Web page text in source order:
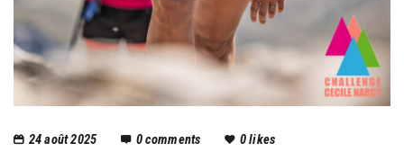
24 août 2025 0comments 0likes